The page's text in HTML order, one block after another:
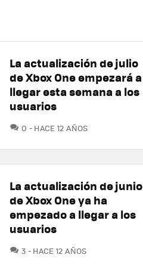
La actualización de julio
de Xbox One empezará a
llegar esta semana a los
usuarios
0 COMENTARIOS
HACE 12 AÑOS
La actualización de junio
de Xbox One ya ha
empezado a llegar a los
usuarios
3 COMENTARIOS
HACE 12 AÑOS